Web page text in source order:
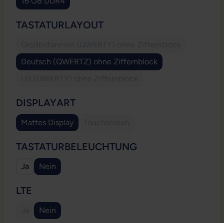
TASTATURLAYOUTAUSWÄHLEN
Deutsch (QWERTZ) ohne Ziffernblock
DISPLAYARTAUSWÄHLEN
Mattes Display
TASTATURBELEUCHTUNG
Ja Nein
LTE
(Diese Option ist zurzeit nicht verfügbar.)
Nein